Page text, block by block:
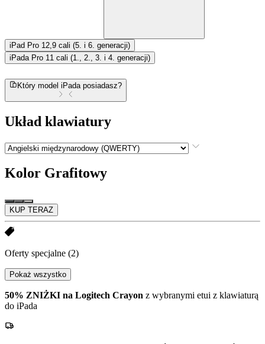
iPad Pro 12,9 cali (5. i 6. generacji)
iPada Pro 11 cali (1., 2., 3. i 4. generacji)
Który model iPada posiadasz?
Układ klawiatury
Kolor Grafitowy
KUP TERAZ
Oferty specjalne (2)
Pokaż wszystko
50% ZNIŻKI na Logitech Crayon z wybranymi etui z klawiaturą
do iPada